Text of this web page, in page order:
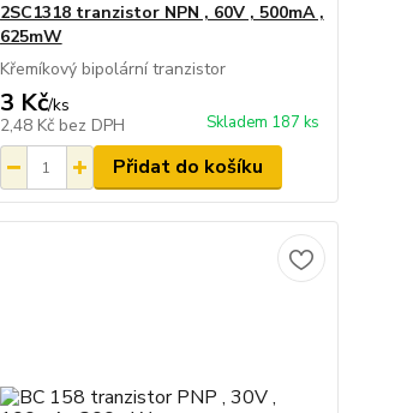
2SC1318 tranzistor NPN , 60V , 500mA ,
625mW
Křemíkový bipolární tranzistor
3 Kč/ks
2,48 Kč bez DPH Skladem 187 ks
Přidat do košíku